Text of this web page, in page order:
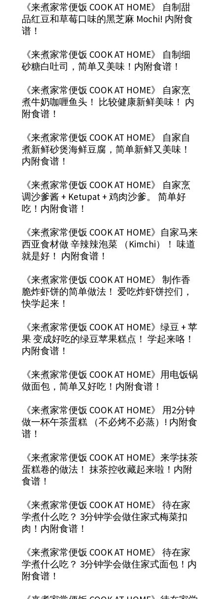
《来煮家常便饭 COOK AT HOME》 自制甜
品红豆和草莓口味的黑芝麻 Mochi! 内附食
谱！
《来煮家常便饭 COOK AT HOME》 自制细
砂糖白吐司，简单又美味！内附食谱！
《来煮家常便饭 COOK AT HOME》 自家烹
煮牛奶咖喱鱼头！ 比较健康新鲜美味！ 内
附食谱！
《来煮家常便饭 COOK AT HOME》 自家自
煮新鲜砂煲海鲜豆腐，简单新鲜又美味！
内附食谱！
《来煮家常便饭 COOK AT HOME》 自家烹
调沙爹酱 + Ketupat + 鸡肉沙爹。 简单好
吃！内附食谱！
《来煮家常便饭 COOK AT HOME》自家马来
西亚食材做 辛辣辣泡菜 （Kimchi）！ 味道
就是好！ 内附食谱！
《来煮家常便饭 COOK AT HOME》 制作香
脆炸虾饼的简单做法！ 爱吃炸虾饼控们，
快学起来！
《来煮家常便饭 COOK AT HOME》绿豆 + 苹
果 变成好吃的绿豆苹果糕点！ 学起来咯！
内附食谱！
《来煮家常便饭 COOK AT HOME》用电饭锅
做面包，简单又好吃！内附食谱！
《来煮家常便饭 COOK AT HOME》 用2分钟
做一杯午茶蛋糕 （不必烤不必蒸）! 内附食
谱！
《来煮家常便饭 COOK AT HOME》来学抹茶
蛋糕卷的做法！ 抹茶控收藏起来啦！内附
食谱！
《来煮家常便饭 COOK AT HOME》 待在家
学煮什么吃？ 3分钟学会做住家式梅菜扣
肉！内附食谱！
《来煮家常便饭 COOK AT HOME》 待在家
学煮什么吃？ 3分钟学会做住家式面包！内
附食谱！